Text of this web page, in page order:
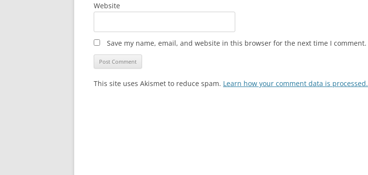
Website
Save my name, email, and website in this browser for the next time I comment.
This site uses Akismet to reduce spam. Learn how your comment data is processed.